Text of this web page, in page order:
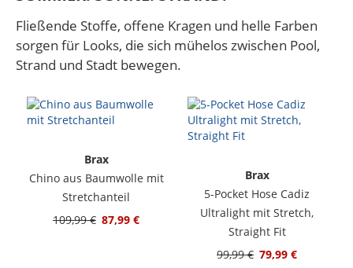
Fließende Stoffe, offene Kragen und helle Farben
sorgen für Looks, die sich mühelos zwischen Pool,
Strand und Stadt bewegen.
Brax
Chino aus Baumwolle mit
Stretchanteil
109,99 € 87,99 €
Brax
5-Pocket Hose Cadiz
Ultralight mit Stretch,
Straight Fit
99,99 € 79,99 €